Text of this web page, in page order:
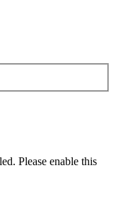
Please enable this